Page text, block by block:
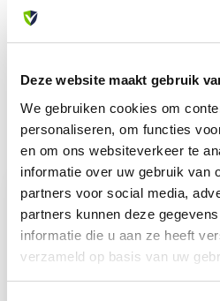
Deze website maakt gebruik
We gebruiken cookies om
personaliseren, om functies
en om ons websiteverkeer te
informatie over uw gebruik van
partners voor social media,
partners kunnen deze
informatie die u aan ze heeft
verzameld op basis van uw
met onze klantenservice. We
info@allesveilig.nl
Recent bekeken